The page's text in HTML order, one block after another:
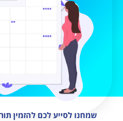
שמחנו לסייע לכם להזמין